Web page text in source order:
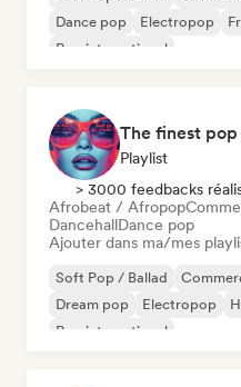
Dance pop
Electropop
Pop international
The finest pop
Playlist
> 3000 feedbacks
Afrobeat / Afropop
DancehallDance pop
Ajouter dans ma/mes
Soft Pop / Ballad
Dream pop
Electropop
Pop international